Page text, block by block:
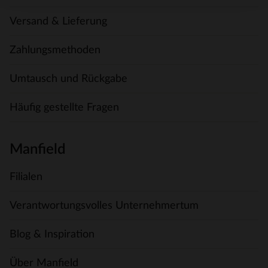
Versand & Lieferung
Zahlungsmethoden
Umtausch und Rückgabe
Häufig gestellte Fragen
Manfield
Filialen
Verantwortungsvolles Unternehmertum
Blog & Inspiration
Über Manfield